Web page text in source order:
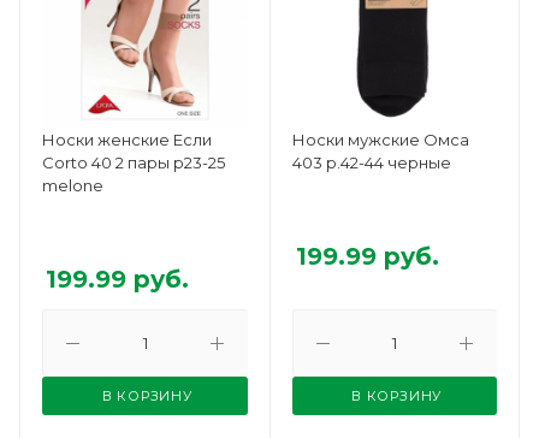
Носки женские Если
Corto 40 2 пары р23-25
melone
199.99 руб.
В КОРЗИНУ
Носки мужские Омса
403 р.42-44 черные
199.99руб.
В КОРЗИНУ